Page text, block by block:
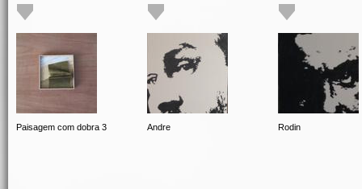
Paisagem com dobra 3 Andre Rodin